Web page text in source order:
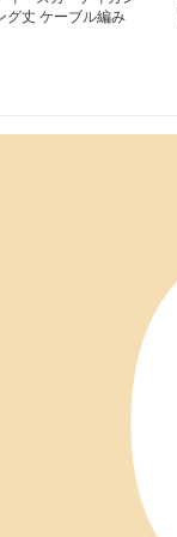
グ丈 ケーブル編み